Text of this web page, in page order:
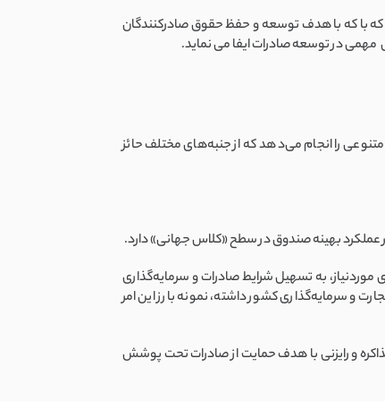
که با که با هدف توسعه و حفظ حقوق صادرکنندگان
در توسعه صادرات ایفا می نماید.
متنوعی را انجام می‌دهد که از جنبه‌های مختلف حائز
موردنیاز، به تسهیل شرایط صادرات و سرمایه‌گذاری
و سرمایه‌‌گذاری کشور داشته، نمونه بارز این امر
و رایزنی با هدف حمایت از صادرات تحت پوشش